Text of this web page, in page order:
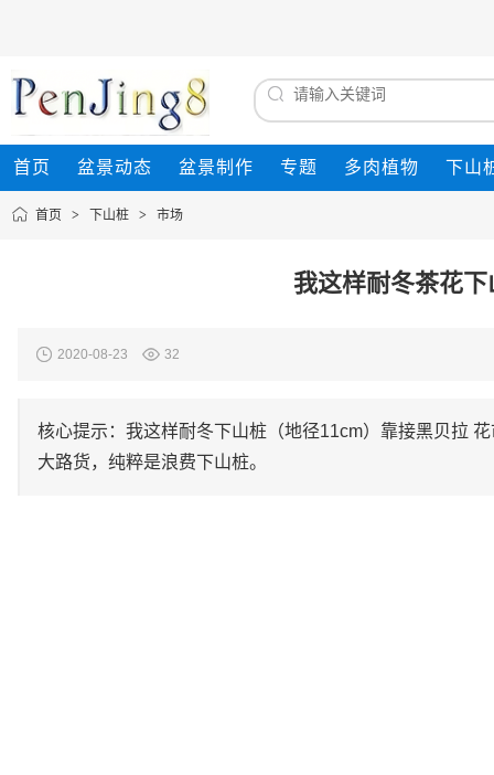
首页 盆景动态 盆景制作 专题 多肉植物 下山
首页 > 下山桩 > 市场
我这样耐冬茶花
2020-08-23 32
核心提示：我这样耐冬下山桩（地径11cm）靠接黑贝拉
大路货，纯粹是浪费下山桩。